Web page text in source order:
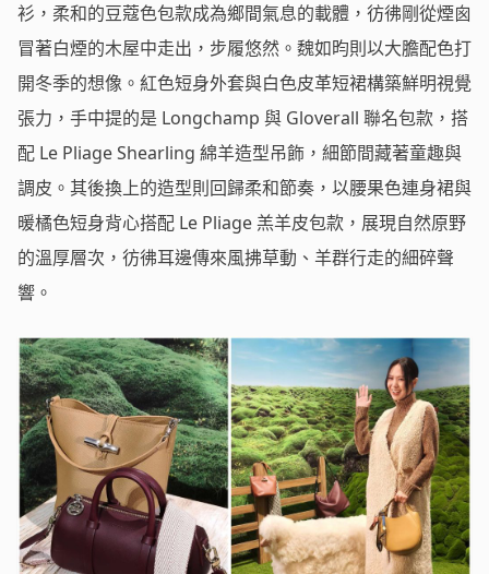
衫，柔和的豆蔻色包款成為鄉間氣息的載體，彷彿剛從煙囪
冒著白煙的木屋中走出，步履悠然。魏如昀則以大膽配色打
開冬季的想像。紅色短身外套與白色皮革短裙構築鮮明視覺
張力，手中提的是 Longchamp 與 Gloverall 聯名包款，搭
配 Le Pliage Shearling 綿羊造型吊飾，細節間藏著童趣與
調皮。其後換上的造型則回歸柔和節奏，以腰果色連身裙與
暖橘色短身背心搭配 Le Pliage 羔羊皮包款，展現自然原野
的溫厚層次，彷彿耳邊傳來風拂草動、羊群行走的細碎聲
響。